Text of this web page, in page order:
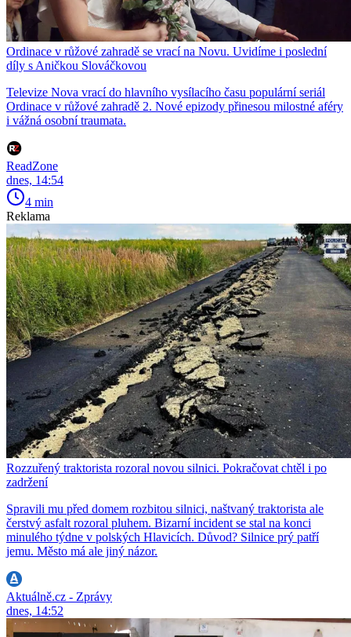
Ordinace v růžové zahradě se vrací na Novu. Uvidíme i poslední
díly s Aničkou Slováčkovou
Televize Nova vrací do hlavního vysílacího času populární seriál
Ordinace v růžové zahradě 2. Nové epizody přinesou milostné aféry
i vážná osobní traumata.
ReadZone
dnes, 14:54
4 min
Reklama
Rozzuřený traktorista rozoral novou silnici. Pokračovat chtěl i po
zadržení
Spravili mu před domem rozbitou silnici, naštvaný traktorista ale
čerstvý asfalt rozoral pluhem. Bizarní incident se stal na konci
minulého týdne v polských Hlavicích. Důvod? Silnice prý patří
jemu. Město má ale jiný názor.
Aktuálně.cz - Zprávy
dnes, 14:52